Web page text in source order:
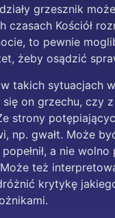
grzesznik
czasach Kościół
to pewnie
żeby osądzić
takich sytuacjach
on grzechu, czy
strony
np. gwałt. Może
a nie
też
krytykę